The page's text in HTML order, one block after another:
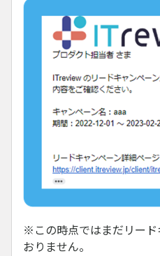
※この時点ではまだリー
おりません。